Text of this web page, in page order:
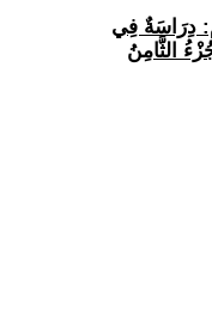
دِرَاسَةٌ فِي
الثَّامِنُ